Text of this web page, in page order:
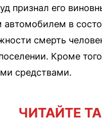
признал его
в
смерть
Кроме
средствами.
ЧИТАЙТЕ